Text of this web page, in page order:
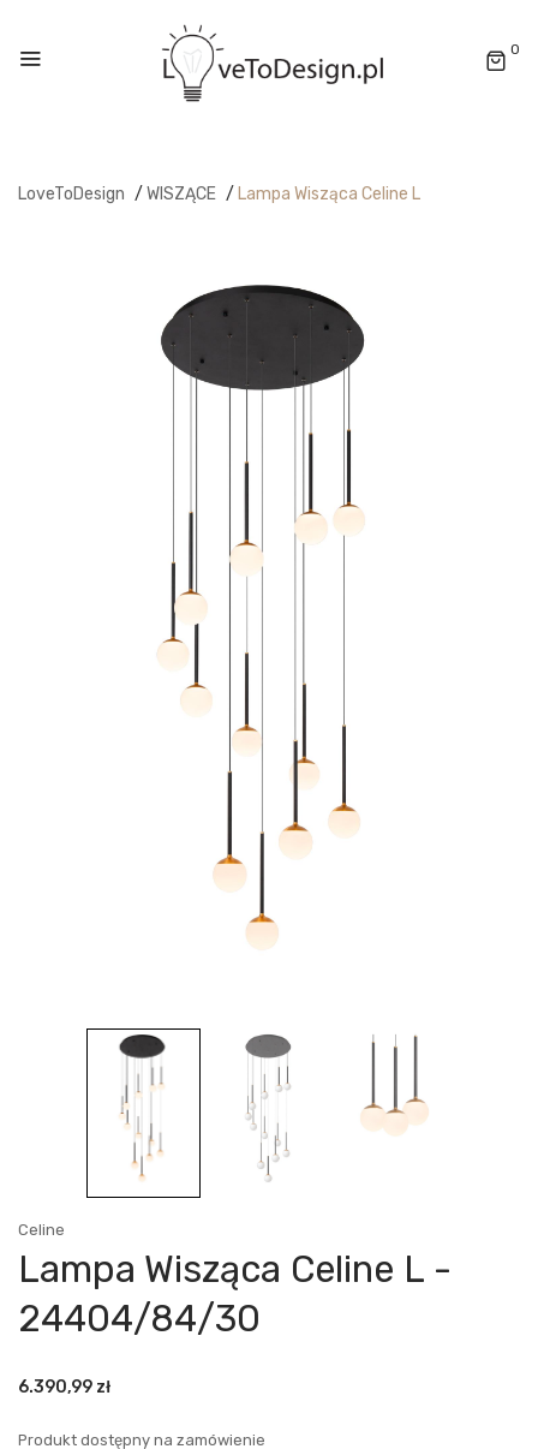
0
LoveToDesign / WISZĄCE / Lampa Wisząca Celine L
Celine
Lampa Wisząca Celine L -
24404/84/30
6.390,99 zł
Produkt dostępny na zamówienie